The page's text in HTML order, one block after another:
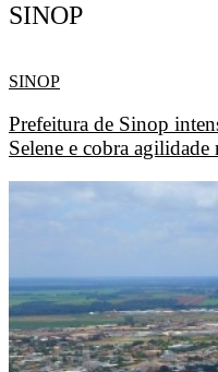
SINOP
SINOP
Prefeitura de Sinop
Selene e cobra agilidade